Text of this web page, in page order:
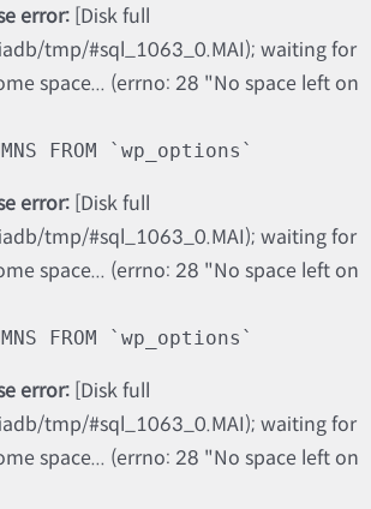
error: [Disk full
tmp/#sql_1063_0.MAI); waiting for
space... (errno: 28 "No space left on
FROM `wp_options`
error: [Disk full
tmp/#sql_1063_0.MAI); waiting for
space... (errno: 28 "No space left on
FROM `wp_options`
error: [Disk full
tmp/#sql_1063_0.MAI); waiting for
space... (errno: 28 "No space left on